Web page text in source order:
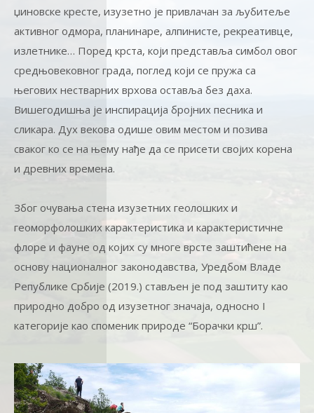
џиновске кресте, изузетно је привлачан за љубитеље
активног одмора, планинаре, алпинисте, рекреативце,
излетнике… Поред крста, који представља симбол овог
средњовековног града, поглед који се пружа са
његових нестварних врхова оставља без даха.
Вишегодишња је инспирација бројних песника и
сликара. Дух векова одише овим местом и позива
сваког ко се на њему нађе да се присети својих корена
и древних времена.
Због очувања стена изузетних геолошких и
геоморфолошких карактеристика и карактеристичне
флоре и фауне од којих су многе врсте заштићене на
основу националног законодавства, Уредбом Владе
Републике Србије (2019.) стављен је под заштиту као
природно добро од изузетног значаја, односно I
категорије као споменик природе “Борачки крш”.